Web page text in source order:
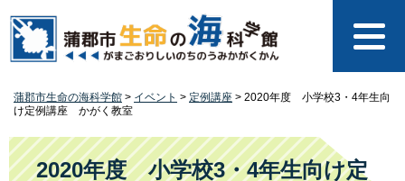
の
す
。
ー
し
て
蒲郡市生命の海科学館 > イベント > 定例講座 > 2020年度 小学校3・4年生向
け定例講座 かがく教室
本
文
2020年度 小学校3・4年生向け定